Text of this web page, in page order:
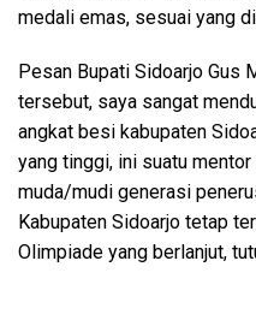
medali emas, sesuai yang
Pesan Bupati Sidoarjo Gus
tersebut, saya sangat
angkat besi kabupaten
yang tinggi, ini suatu
muda/mudi generasi
Kabupaten Sidoarjo tetap
Olimpiade yang berlanjut,